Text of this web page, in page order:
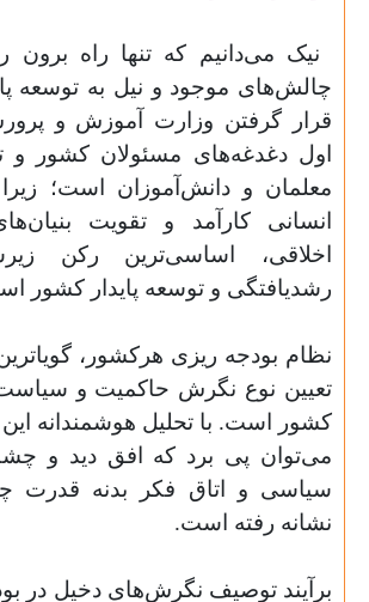
نیک می‌دانیم که تنها راه
چالش‌های موجود و نیل به توسعه
قرار گرفتن وزارت آموزش و
اول دغدغه‌های مسئولان کشور و
معلمان و دانش‌آموزان است؛
انسانی کارآمد و تقویت
اخلاقی، اساسی‌ترین رکن
رشدیافتگی و توسعه پایدار کشور
نظام بودجه ریزی هرکشور،
تعیین نوع نگرش حاکمیت‌ و
کشور است. با تحلیل هوشمندانه
می‌توان پی برد که افق دید و
سیاسی و اتاق فکر بدنه قدرت
نشانه رفته است.
برآیند توصیف نگرش‌های دخیل در